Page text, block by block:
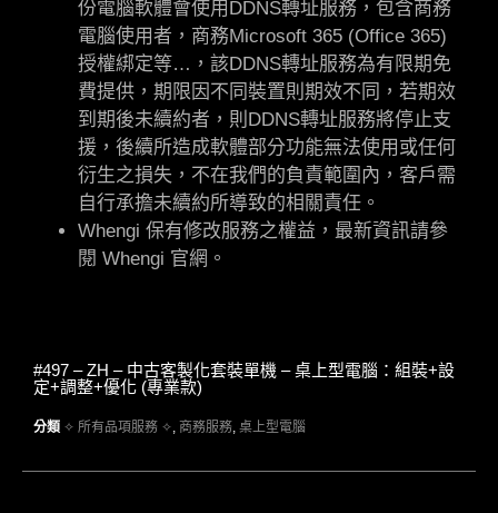
份電腦軟體會使用DDNS轉址服務，包含商務
電腦使用者，商務Microsoft 365 (Office 365)
授權綁定等…，該DDNS轉址服務為有限期免
費提供，期限因不同裝置則期效不同，若期效
到期後未續約者，則DDNS轉址服務將停止支
援，後續所造成軟體部分功能無法使用或任何
衍生之損失，不在我們的負責範圍內，客戶需
自行承擔未續約所導致的相關責任。
Whengi 保有修改服務之權益，最新資訊請參
閱 Whengi 官網。
#497 – ZH – 中古客製化套裝單機 – 桌上型電腦：組裝+設
定+調整+優化 (專業款)
分類 ✧ 所有品項服務 ✧, 商務服務, 桌上型電腦